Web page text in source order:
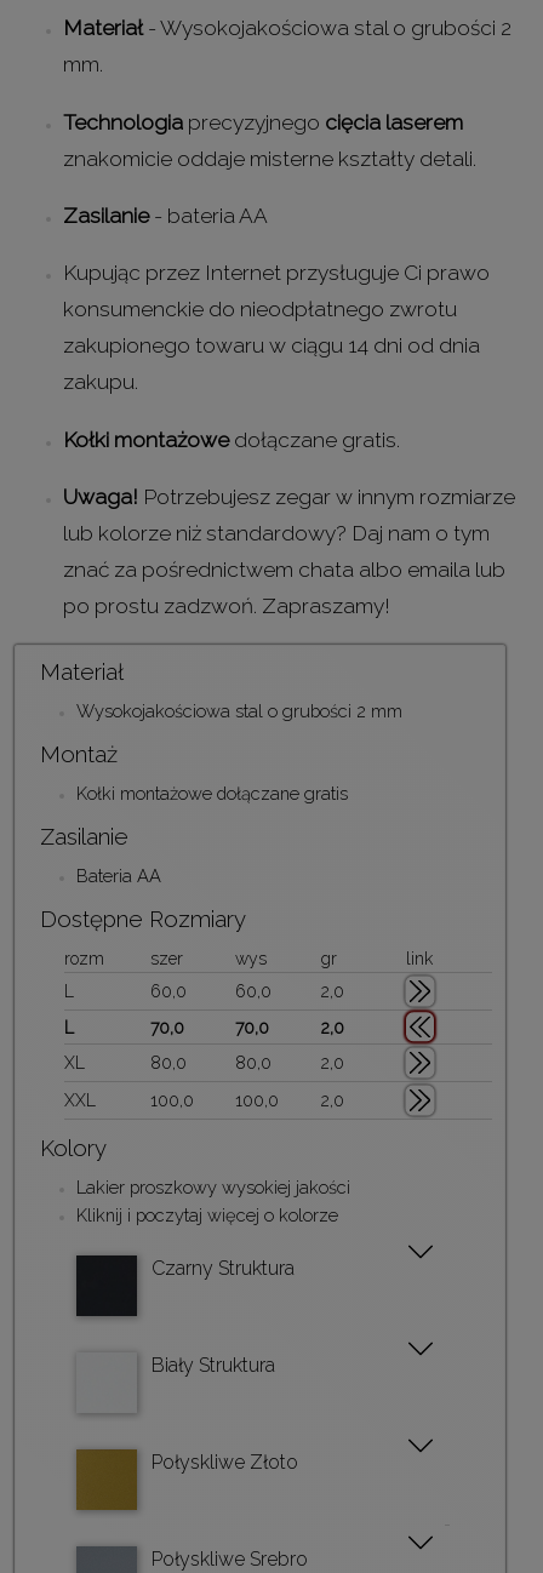
Materiał- Wysokojakościowa stal o grubości 2
mm.
Technologia precyzyjnego cięcia laserem
znakomicie oddaje misterne kształty detali.
Zasilanie- bateria AA
Kupując przez Internet przysługuje Ci prawo
konsumenckie do nieodpłatnego zwrotu
zakupionego towaru w ciągu 14 dni od dnia
zakupu.
Kołki montażowedołączane gratis.
Uwaga! Potrzebujesz zegar w innym rozmiarze
lub kolorze niż standardowy? Daj nam o tym
znać za pośrednictwem chata albo emaila lub
po prostu zadzwoń. Zapraszamy!
Materiał
Wysokojakościowa stal o grubości 2 mm
Montaż
Kołki montażowe dołączane gratis
Zasilanie
Bateria AA
Dostępne Rozmiary
rozm szer wys gr
link
L
60,0 60,0
2,0
L
70,0 70,0
2,0
XL
80,0 80,0
2,0
XXL
100,0 100,0 2,0
Kolory
Lakier proszkowy wysokiej jakości
Kliknij i poczytaj więcej o kolorze
Czarny Struktura
Biały Struktura
Połyskliwe Złoto
Połyskliwe Srebro